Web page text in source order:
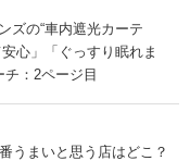
ズの“車内遮光カーテ
心」「ぐっすり眠れま
：2ページ目
うまいと思う店はどこ？